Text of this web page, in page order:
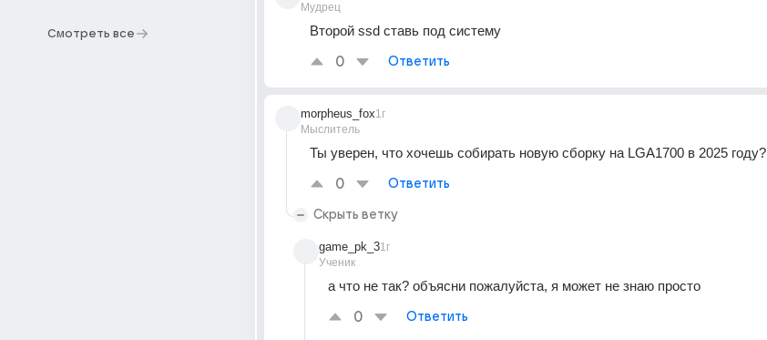
Смотреть все
Мудрец
Второй ssd ставь под систему
0 Ответить
morpheus_fox
Мыслитель
1г
Ты уверен, что хочешь собирать новую сборку на LGA1700 в 2025 году?
0 Ответить
Скрыть ветку
game_pk_3
Ученик
1г
а что не так? объясни пожалуйста, я может не знаю просто
0 Ответить